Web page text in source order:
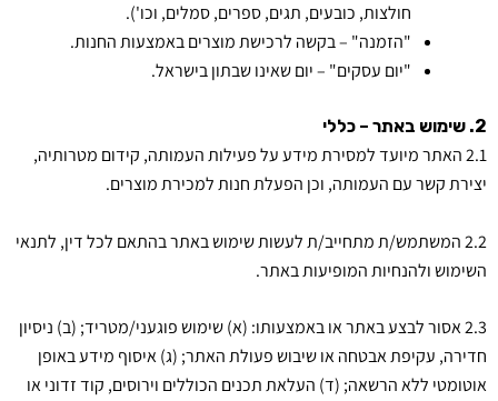
חולצות, כובעים, תגים, ספרים, סמלים, וכו').
"הזמנה" – בקשה לרכישת מוצרים באמצעות החנות.
"יום עסקים" – יום שאינו שבתון בישראל.
2. שימוש באתר – כללי
2.1 האתר מיועד למסירת מידע על פעילות העמותה, קידום מטרותיה,
יצירת קשר עם העמותה, וכן הפעלת חנות למכירת מוצרים.
2.2 המשתמש/ת מתחייב/ת לעשות שימוש באתר בהתאם לכל דין, לתנאי
השימוש ולהנחיות המופיעות באתר.
2.3 אסור לבצע באתר או באמצעותו: (א) שימוש פוגעני/מטריד; (ב) ניסיון
חדירה, עקיפת אבטחה או שיבוש פעולת האתר; (ג) איסוף מידע באופן
אוטומטי ללא הרשאה; (ד) העלאת תכנים הכוללים וירוסים, קוד זדוני או